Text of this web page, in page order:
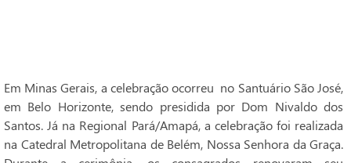
Em Minas Gerais, a celebração ocorreu no Santuário São José,
em Belo Horizonte, sendo presidida por Dom Nivaldo dos
Santos. Já na Regional Pará/Amapá, a celebração foi realizada
na Catedral Metropolitana de Belém, Nossa Senhora da Graça.